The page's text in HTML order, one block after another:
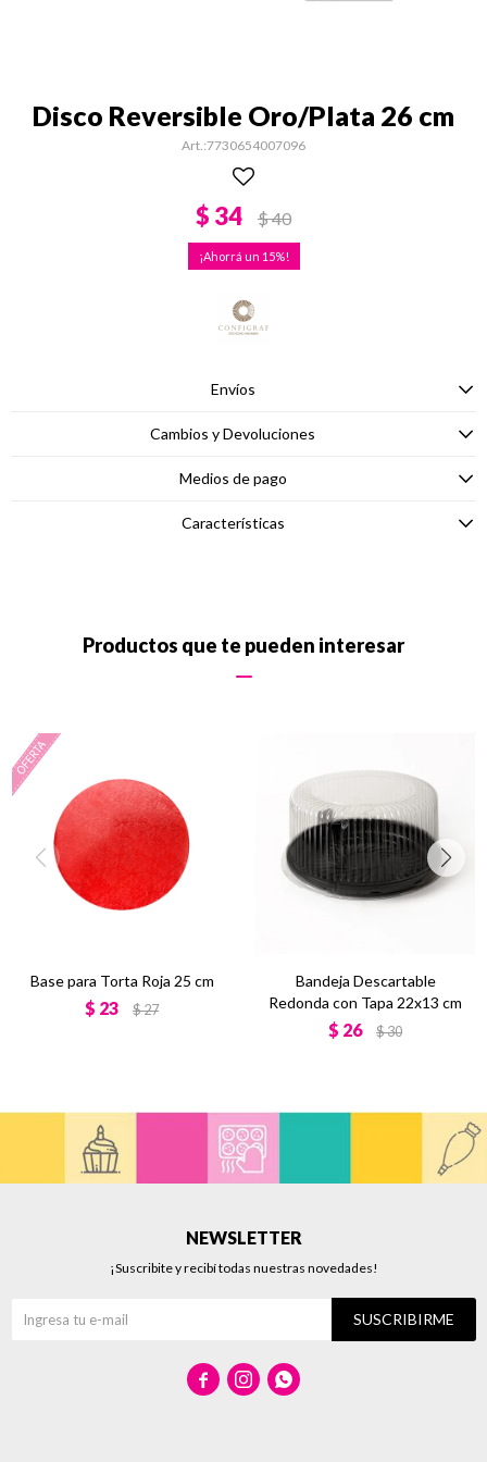
Disco Reversible Oro/Plata 26 cm
7730654007096
$ 34 $40
15
Envíos
Cambios y Devoluciones
Medios de pago
Características
Productos que te pueden interesar
Base para Torta Roja 25 cm
$ 23 $27
Bandeja Descartable
Redonda con Tapa 22x13 cm
$ 26 $30
NEWSLETTER
¡Suscribite y recibí todas nuestras novedades!
SUSCRIBIRME
  